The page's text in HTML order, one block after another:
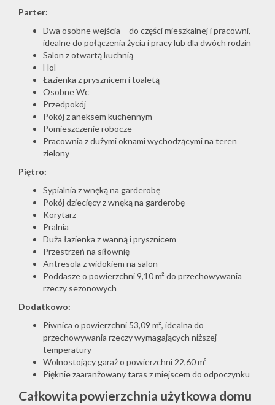
Parter:
Dwa osobne wejścia – do części mieszkalnej i pracowni,
idealne do połączenia życia i pracy lub dla dwóch rodzin
Salon z otwartą kuchnią
Hol
Łazienka z prysznicem i toaletą
Osobne Wc
Przedpokój
Pokój z aneksem kuchennym
Pomieszczenie robocze
Pracownia z dużymi oknami wychodzącymi na teren
zielony
Piętro:
Sypialnia z wnęką na garderobę
Pokój dziecięcy z wnęką na garderobę
Korytarz
Pralnia
Duża łazienka z wanną i prysznicem
Przestrzeń na siłownię
Antresola z widokiem na salon
Poddasze o powierzchni 9,10 m² do przechowywania
rzeczy sezonowych
Dodatkowo:
Piwnica o powierzchni 53,09 m², idealna do
przechowywania rzeczy wymagających niższej
temperatury
Wolnostojący garaż o powierzchni 22,60 m²
Pięknie zaaranżowany taras z miejscem do odpoczynku
Całkowita powierzchnia użytkowa domu